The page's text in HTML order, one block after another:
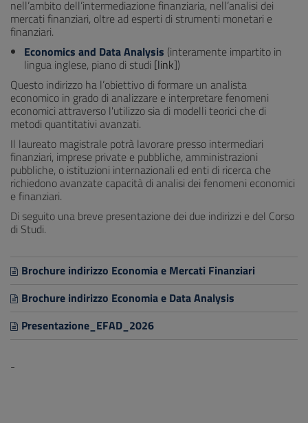
nell’ambito dell’intermediazione finanziaria, nell’analisi dei
mercati finanziari, oltre ad esperti di strumenti monetari e
finanziari.
Economics and Data Analysis (interamente impartito in
lingua inglese, piano di studi [link])
Questo indirizzo ha l’obiettivo di formare un analista
economico in grado di analizzare e interpretare fenomeni
economici attraverso l'utilizzo sia di modelli teorici che di
metodi quantitativi avanzati.
Il laureato magistrale potrà lavorare presso intermediari
finanziari, imprese private e pubbliche, amministrazioni
pubbliche, o istituzioni internazionali ed enti di ricerca che
richiedono avanzate capacità di analisi dei fenomeni economici
e finanziari.
Di seguito una breve presentazione dei due indirizzi e del Corso
di Studi.
Brochure indirizzo Economia e Mercati Finanziari
Brochure indirizzo Economia e Data Analysis
Presentazione_EFAD_2026
-